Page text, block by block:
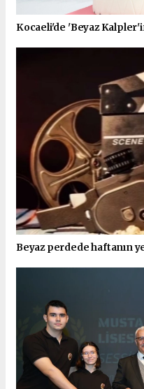
Kocaeli'de 'Beyaz
Beyaz perdede haftanın